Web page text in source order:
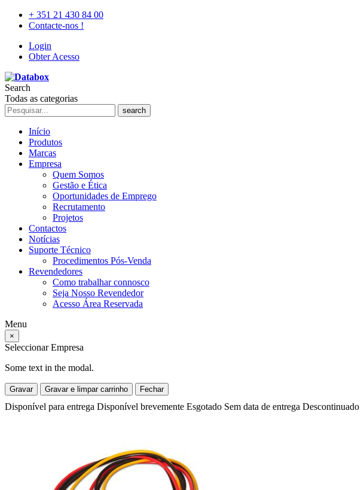
+ 351 21 430 84 00
Contacte-nos !
Login
Obter Acesso
Search
Todas as categorias
search
Início
Produtos
Marcas
Empresa
Quem Somos
Gestão e Ética
Oportunidades de Emprego
Recrutamento
Projetos
Contactos
Notícias
Suporte Técnico
Procedimentos Pós-Venda
Revendedores
Como trabalhar connosco
Seja Nosso Revendedor
Acesso Área Reservada
Menu
×
Seleccionar Empresa
Some text in the modal.
Gravar Gravar e limpar carrinho Fechar
Disponível para entrega Disponível brevemente Esgotado Sem data de entrega Descontinuado